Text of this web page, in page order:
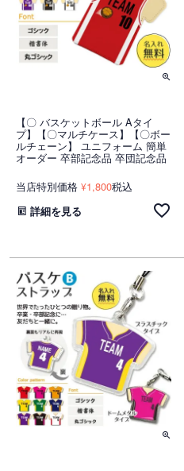
【〇 バスケットボール Aタイ
プ】【〇マルチケース】【〇ボー
ルチェーン】 ユニフォーム 簡単
オーダー 卒部記念品 卒団記念品
当店特別価格 ¥1,800税込
詳細を見る